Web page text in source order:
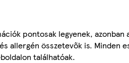
pontosak legyenek,
allergén összetevők is.
találhatóak.